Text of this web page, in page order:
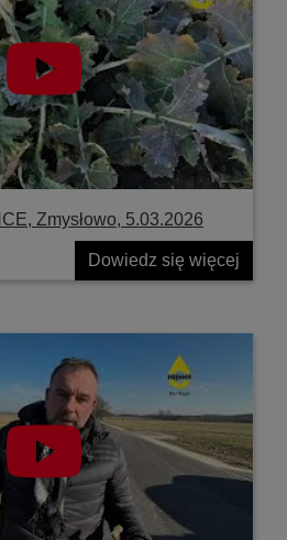
Zmysłowo, 5.03.2026
Dowiedz się więcej